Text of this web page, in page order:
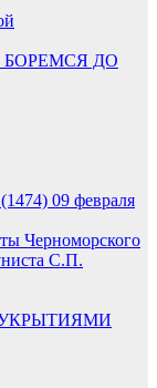
БОРЕМСЯ ДО
09 февраля
Черноморского
С.П.